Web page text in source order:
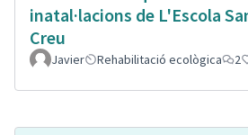
inatal·lacions de L'Escola
Creu
Javier Rehabilitació ecològica 2